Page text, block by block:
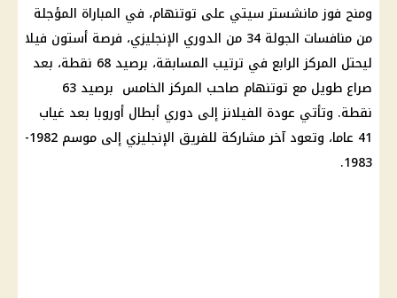
ومنح فوز مانشستر سيتي على توتنهام، في المباراة المؤجلة
من منافسات الجولة 34 من الدوري الإنجليزي، فرصة أستون فيلا
ليحتل المركز الرابع في ترتيب المسابقة، برصيد 68 نقطة، بعد
صراع طويل مع توتنهام صاحب المركز الخامس برصيد 63
نقطة. وتأتي عودة الفيلانز إلى دوري أبطال أوروبا بعد غياب
41 عاما، وتعود آخر مشاركة للفريق الإنجليزي إلى موسم 1982-
1983.